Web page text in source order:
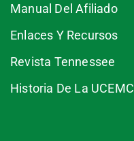
Manual Del Afiliado
Enlaces Y Recursos
Revista Tennessee
Historia De La UCEMC